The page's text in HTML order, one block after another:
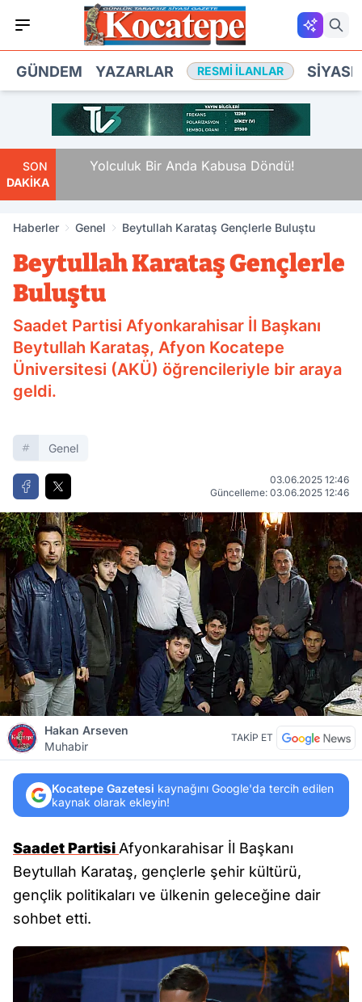
GÜNDEM YAZARLAR RESMI İLANLAR
SON
DAKİKA
Yolculuk Bir Anda Kabusa Döndü!
Haberler Genel Beytullah Karataş Gençlerle Buluştu
Beytullah Karataş Gençlerle
Buluştu
Saadet Partisi Afyonkarahisar İl Başkanı
Beytullah Karataş, Afyon Kocatepe
Üniversitesi (AKÜ) öğrencileriyle bir araya
geldi.
Genel
03.06.2025 12:46
Güncelleme: 03.06.2025 12:46
Hakan Arseven
Muhabir
TAKİP ET
Kocatepe Gazetesi kaynağını Google'da tercih edilen
kaynak olarak ekleyin!
Saadet Partisi Afyonkarahisar İl Başkanı
Beytullah Karataş, gençlerle şehir kültürü,
gençlik politikaları ve ülkenin geleceğine dair
sohbet etti.